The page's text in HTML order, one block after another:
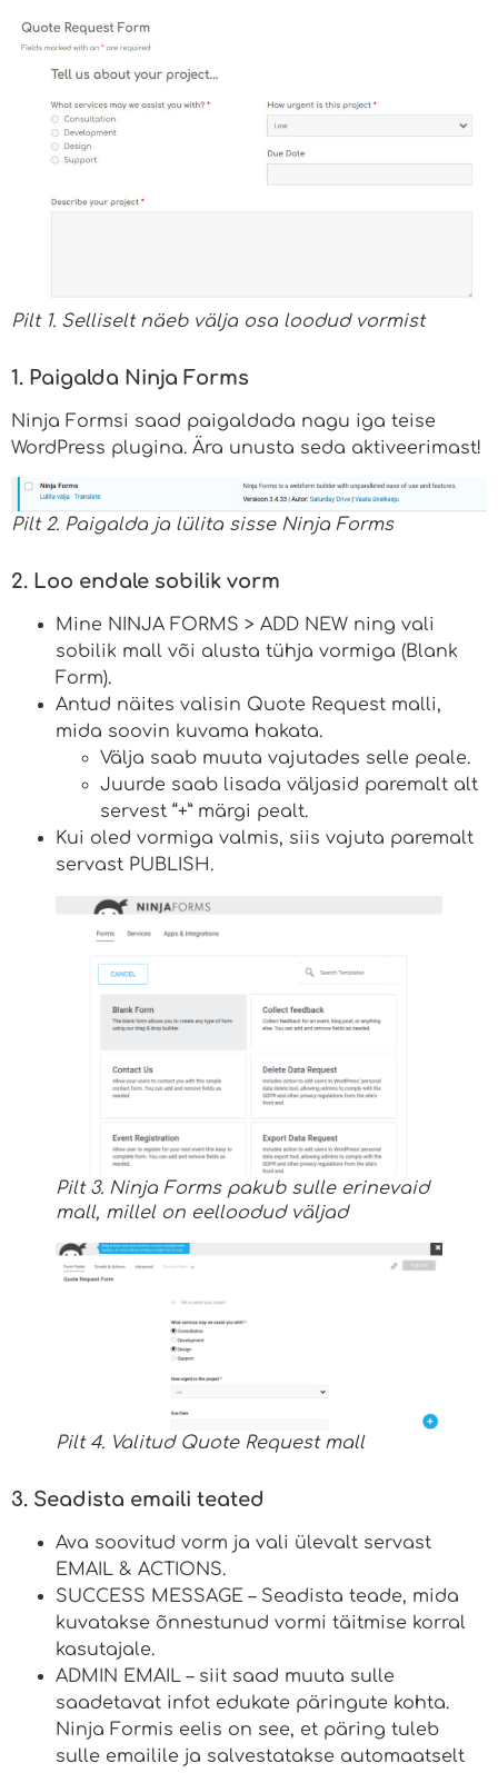
Pilt 1. Selliselt näeb välja osa loodud vormist
1. Paigalda Ninja Forms
Ninja Formsi saad paigaldada nagu iga teise
WordPress plugina. Ära unusta seda aktiveerimast!
Pilt 2. Paigalda ja lülita sisse Ninja Forms
2. Loo endale sobilik vorm
Mine NINJA FORMS > ADD NEW ning vali
sobilik mall või alusta tühja vormiga (Blank
Form).
Antud näites valisin Quote Request malli,
mida soovin kuvama hakata.
Välja saab muuta vajutades selle peale.
Juurde saab lisada väljasid paremalt alt
servest “+” märgi pealt.
Kui oled vormiga valmis, siis vajuta paremalt
servast PUBLISH.
Pilt 3. Ninja Forms pakub sulle erinevaid
mall, millel on eelloodud väljad
Pilt 4. Valitud Quote Request mall
3. Seadista emaili teated
Ava soovitud vorm ja vali ülevalt servast
EMAIL & ACTIONS.
SUCCESS MESSAGE – Seadista teade, mida
kuvatakse õnnestunud vormi täitmise korral
kasutajale.
ADMIN EMAIL – siit saad muuta sulle
saadetavat infot edukate päringute kohta.
Ninja Formis eelis on see, et päring tuleb
sulle emailile ja salvestatakse automaatselt